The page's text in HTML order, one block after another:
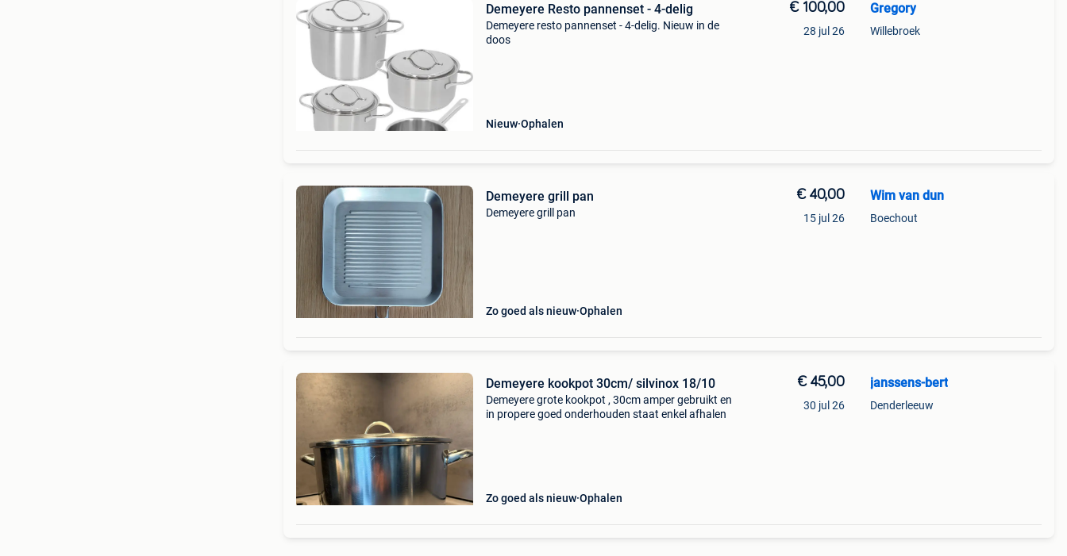
Demeyere Resto pannenset - 4-delig
Demeyere resto pannenset - 4-delig. Nieuw in de
doos
Nieuw Ophalen
€ 100,00
28 jul 26
Gregory
Willebroek
Demeyere grill pan
Demeyere grill pan
Zo goed als nieuw Ophalen
€ 40,00
15 jul 26
Wim van dun
Boechout
Demeyere kookpot 30cm/ silvinox 18/10
Demeyere grote kookpot , 30cm amper gebruikt en
in propere goed onderhouden staat enkel afhalen
Zo goed als nieuw Ophalen
€ 45,00
30 jul 26
janssens-bert
Denderleeuw